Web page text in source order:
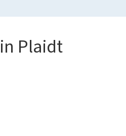
Plaidt